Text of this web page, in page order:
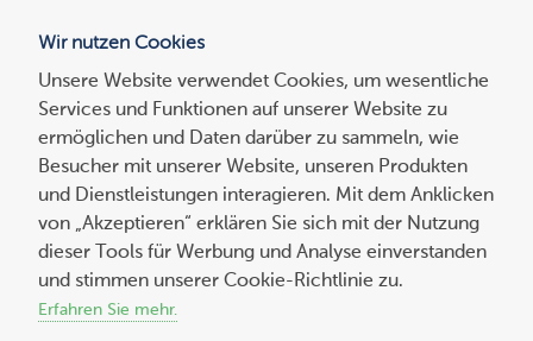
Suchen
nach:
So finden Sie den richtigen Frontend-
Developer für Ihr Webprojekt
Wir nutzen Cookies
Unsere Website verwendet Cookies, um wesentliche
Services und Funktionen auf unserer Website zu
ermöglichen und Daten darüber zu sammeln, wie
Besucher mit unserer Website, unseren Produkten
und Dienstleistungen interagieren. Mit dem Anklicken
von „Akzeptieren“ erklären Sie sich mit der Nutzung
dieser Tools für Werbung und Analyse einverstanden
und stimmen unserer Cookie-Richtlinie zu.
Erfahren Sie mehr.